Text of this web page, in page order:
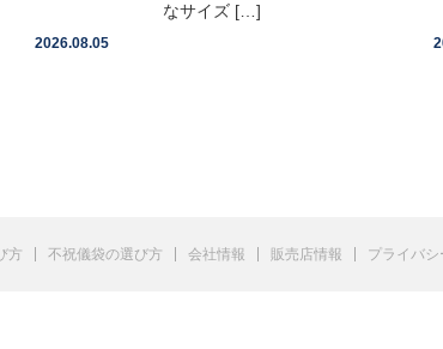
2026.08.05
なサイズ […]
方 不祝儀袋の選び方 会社情報 販売店情報 プライバ